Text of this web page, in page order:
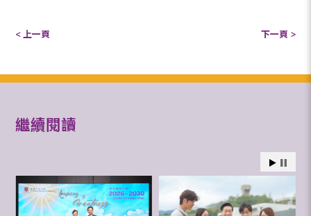
< 上一頁 下一頁 >
繼續閱讀